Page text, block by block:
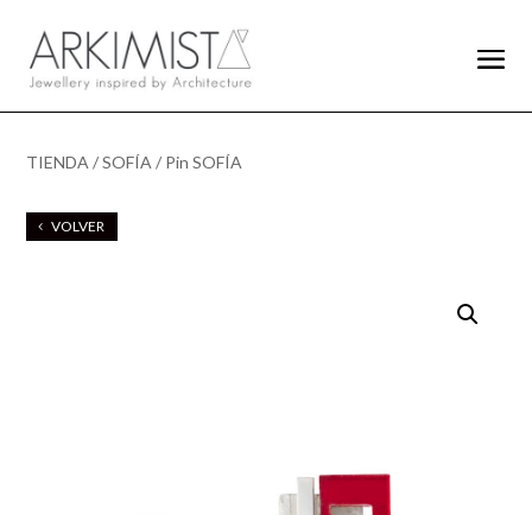
TIENDA /SOFÍA / Pin SOFÍA
VOLVER